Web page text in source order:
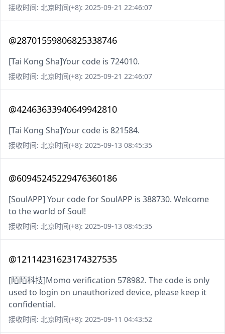
接收时间: 北京时间(+8): 2025-09-21 22:46:07
@28701559806825338746
[Tai Kong Sha]Your code is 724010.
接收时间: 北京时间(+8): 2025-09-21 22:46:07
@42463633940649942810
[Tai Kong Sha]Your code is 821584.
接收时间: 北京时间(+8): 2025-09-13 08:45:35
@60945245229476360186
[SoulAPP] Your code for SoulAPP is 388730. Welcome
to the world of Soul!
接收时间: 北京时间(+8): 2025-09-13 08:45:35
@12114231623174327535
[陌陌科技]Momo verification 578982. The code is only
used to login on unauthorized device, please keep it
confidential.
接收时间: 北京时间(+8): 2025-09-11 04:43:52